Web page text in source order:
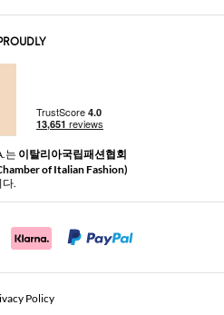
는 이탈리아국립패션협회
of Italian Fashion)
.
Policy